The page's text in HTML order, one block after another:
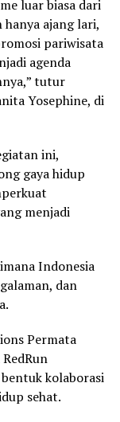
luar biasa dari
hanya ajang lari,
pariwisata
agenda
tutur
Yosephine, di
ini,
gaya hidup
menjadi
Indonesia
dan
Permata
kolaborasi
sehat.